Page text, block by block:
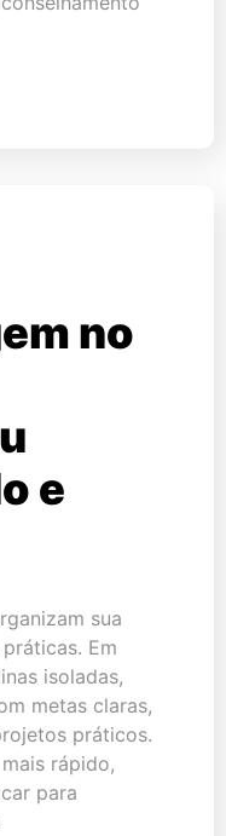
no
e
sua
Em
isoladas,
metas claras,
práticos.
rápido,
para